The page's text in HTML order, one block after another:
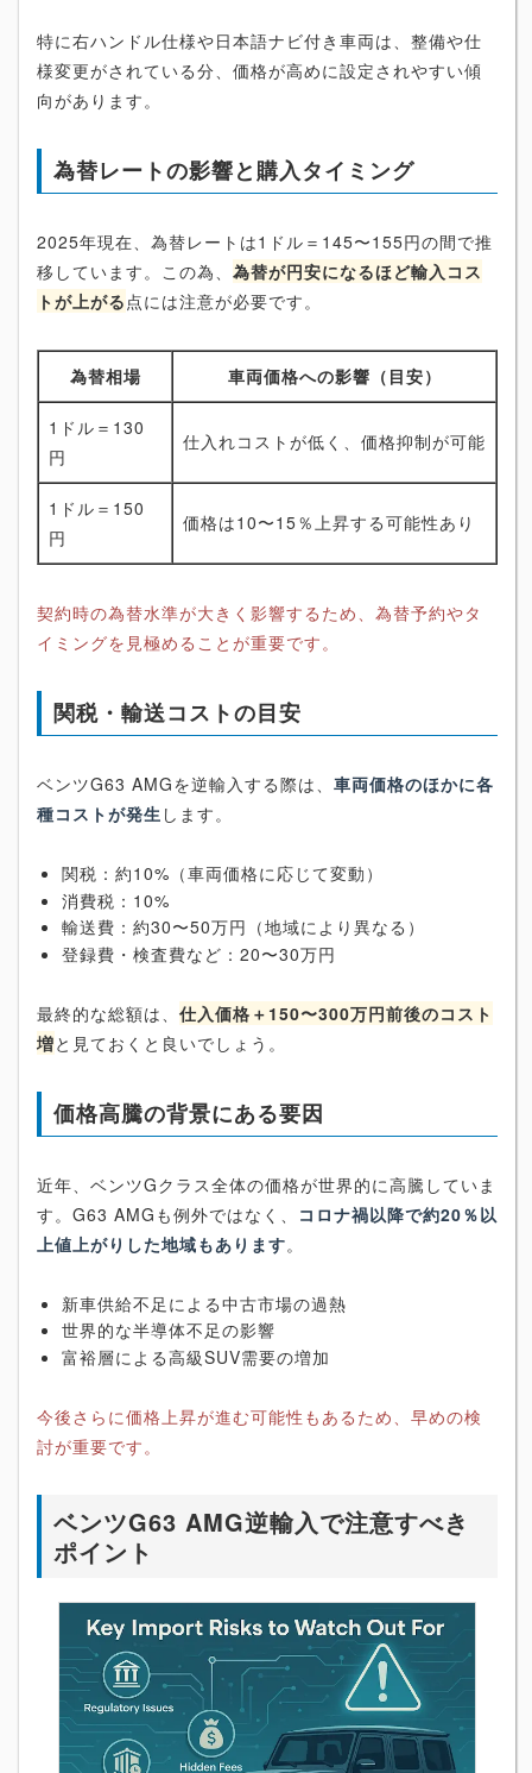
特に右ハンドル仕様や日本語ナビ付き車両は、整備や仕
様変更がされている分、価格が高めに設定されやすい傾
向があります。
為替レートの影響と購入タイミング
2025年現在、為替レートは1ドル＝145〜155円の間で推
移しています。この為、 為替が円安になるほど輸入コス
トが上がる点には注意が必要です。
為替相場 車両価格への影響（目安）
1ドル＝130
円
仕入れコストが低く、価格抑制が可能
1ドル＝150
円
価格は10〜15％上昇する可能性あり
契約時の為替水準が大きく影響するため、為替予約やタ
イミングを見極めることが重要です。
関税・輸送コストの目安
ベンツG63 AMGを逆輸入する際は、 車両価格のほかに各
種コストが発生 します。
関税：約10%（車両価格に応じて変動）
消費税：10%
輸送費：約30〜50万円（地域により異なる）
登録費・検査費など：20〜30万円
最終的な総額は、 仕入価格＋150〜300万円前後のコスト
増と見ておくと良いでしょう。
価格高騰の背景にある要因
近年、ベンツGクラス全体の価格が世界的に高騰していま
す。G63 AMGも例外ではなく、 コロナ禍以降で約20％以
上値上がりした地域もあります。
新車供給不足による中古市場の過熱
世界的な半導体不足の影響
富裕層による高級SUV需要の増加
今後さらに価格上昇が進む可能性もあるため、早めの検
討が重要です。
ベンツG63 AMG逆輸入で注意すべき
ポイント